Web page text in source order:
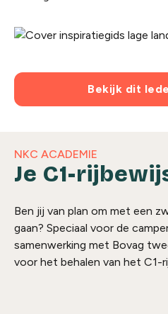
Bekijk dit
NKC ACADEMIE
Je C1-
Ben jij van plan om met een
gaan? Speciaal voor de
samenwerking met Bovag
voor het behalen van het C1-